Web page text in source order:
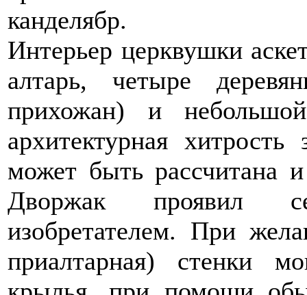
канделябр.
Интерьер церквушки
алтарь, четыре
прихожан) и
архитектурная
может быть рассчитана
Дворжак проявил
изобретателем. При
приалтарная) стенки